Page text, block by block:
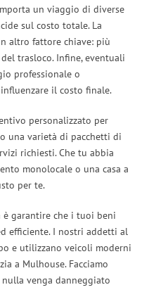
un viaggio di diverse
sul costo totale. La
altro fattore chiave: più
trasloco. Infine, eventuali
professionale o
il costo finale.
personalizzato per
una varietà di pacchetti di
richiesti. Che tu abbia
monolocale o una casa a
per te.
garantire che i tuoi beni
efficiente. I nostri addetti al
e utilizzano veicoli moderni
a Mulhouse. Facciamo
venga danneggiato